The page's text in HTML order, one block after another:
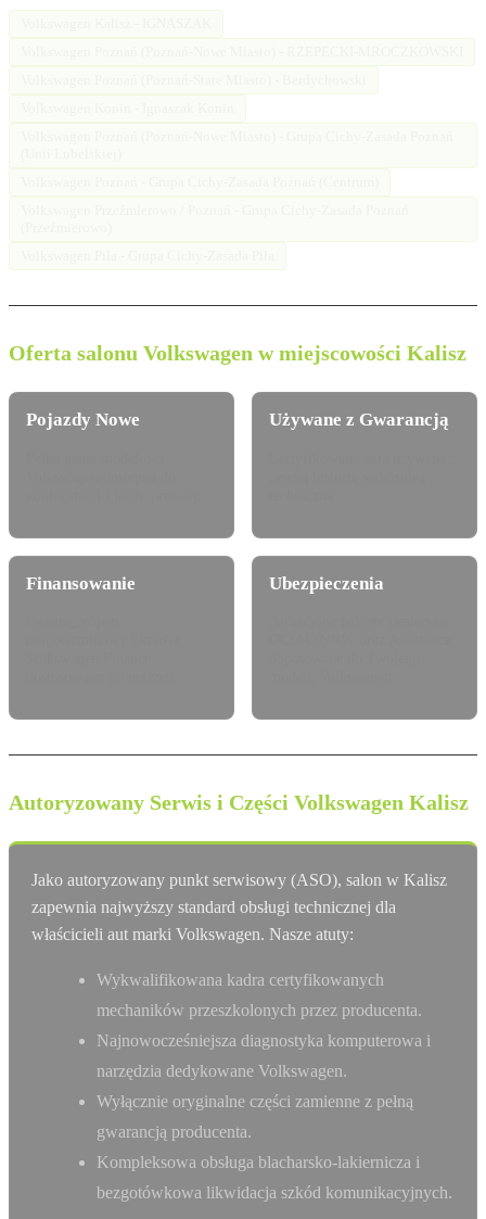
Oferta salonu Volkswagen w miejscowości Kalisz
Pojazdy Nowe Używane z Gwarancją
Finansowanie Ubezpieczenia
Autoryzowany Serwis i Części Volkswagen Kalisz
Jako autoryzowany punkt serwisowy (ASO), salon w Kalisz
zapewnia najwyższy standard obsługi technicznej dla
właścicieli aut marki Volkswagen. Nasze atuty:
Wykwalifikowana kadra certyfikowanych
mechaników przeszkolonych przez producenta.
Najnowocześniejsza diagnostyka komputerowa i
narzędzia dedykowane Volkswagen.
Wyłącznie oryginalne części zamienne z pełną
gwarancją producenta.
Kompleksowa obsługa blacharsko-lakiernicza i
bezgotówkowa likwidacja szkód komunikacyjnych.